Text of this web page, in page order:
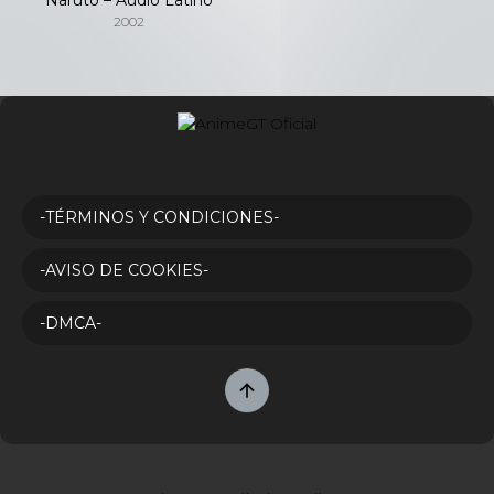
2002
-TÉRMINOS Y CONDICIONES-
-AVISO DE COOKIES-
-DMCA-